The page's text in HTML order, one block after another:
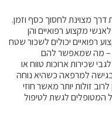
מצוינת לחסוך כסף וזמן.
מקצוע רפואיים והן
רפואיים יכולים לשכור שטח
– מה שמאפשר להם
שכירות ארוכות טווח או
למרפאה כשהיא נוחה
זולות יותר מאשר חוזי
המטופלים לגשת לטיפול